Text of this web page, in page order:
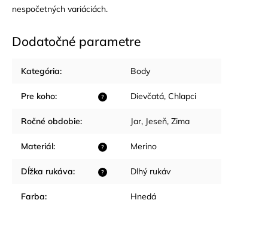
nespočetných variáciách.
Dodatočné parametre
Kategória: Body
?
Pre koho: Dievčatá, Chlapci
Ročné obdobie: Jar, Jeseň, Zima
?
Materiál: Merino
?
Dĺžka rukáva: Dlhý rukáv
Farba: Hnedá